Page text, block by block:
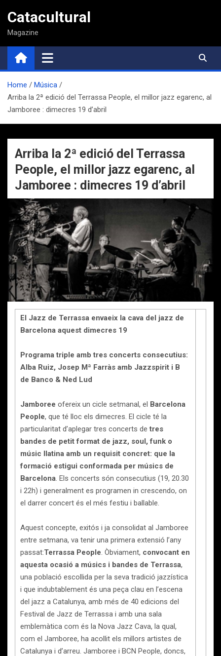
contenido
Catacultural
Magazine
Home
Música
Arriba la 2ª edició del Terrassa People, el millor jazz egarenc, al
Jamboree : dimecres 19 d’abril
Arriba la 2ª edició del Terrassa
People, el millor jazz egarenc, al
Jamboree : dimecres 19 d’abril
El Jazz de Terrassa envaeix la cava del jazz de
Barcelona aquest dimecres 19
Programa triple amb tres concerts consecutius:
Alba Ruiz, Josep Mª Farràs amb Jazzspirit i B
de Banco & Ned Lud
Jamboree ofereix un cicle setmanal, el Barcelona
People, que té lloc els dimecres. El cicle té la
particularitat d’aplegar tres concerts detres
bandes de petit format de jazz, soul, funk o
músic llatina amb un requisit concret: que la
formació estigui conformada per músics de
Barcelona. Els concerts són consecutius (19, 20.30
i 22h) i generalment es programen in crescendo, on
el darrer concert és el més festiu i ballable.
Aquest concepte, exitós i ja consolidat al Jamboree
entre setmana, va tenir una primera extensió l’any
passat:Terrassa People. Òbviament, convocant en
aquesta ocasió a músics i bandes de Terrassa,
una població escollida per la seva tradició jazzística
i que indubtablement és una peça clau en l’escena
del jazz a Catalunya, amb més de 40 edicions del
Festival de Jazz de Terrassa i amb una sala
emblemàtica com és la Nova Jazz Cava, la qual,
com el Jamboree, ha acollit els millors artistes de
Catalunya i d’arreu. Jamboree i BCN People, doncs,